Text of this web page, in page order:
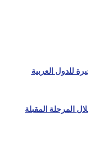
للدول العربية